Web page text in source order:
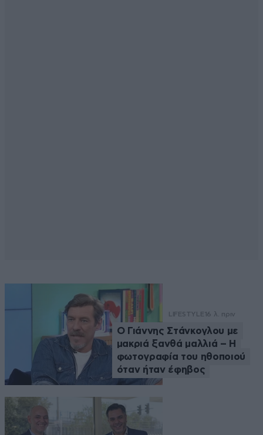
LIFESTYLE 16 λ. πριν
Ο Γιάννης Στάνκογλου με
μακριά ξανθά μαλλιά – Η
φωτογραφία του ηθοποιού
όταν ήταν έφηβος